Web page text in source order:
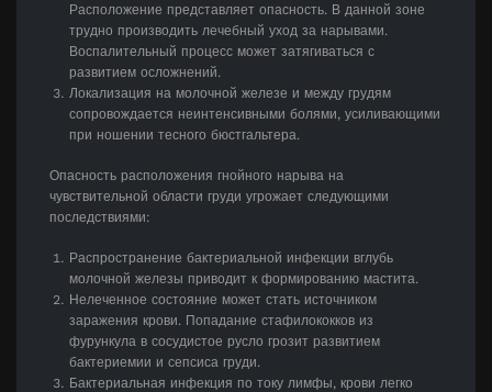
Расположение представляет опасность. В данной зоне
трудно производить лечебный уход за нарывами.
Воспалительный процесс может затягиваться с
развитием осложнений.
Локализация на молочной железе и между грудям
сопровождается неинтенсивными болями, усиливающими
при ношении тесного бюстгальтера.
Опасность расположения гнойного нарыва на
чувствительной области груди угрожает следующими
последствиями:
Распространение бактериальной инфекции вглубь
молочной железы приводит к формированию мастита.
Нелеченное состояние может стать источником
заражения крови. Попадание стафилококков из
фурункула в сосудистое русло грозит развитием
бактериемии и сепсиса груди.
Бактериальная инфекция по току лимфы, крови легко